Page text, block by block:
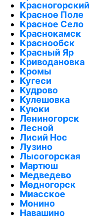
Красногорский
Красное Поле
Красное Село
Краснокамск
Краснообск
Красный Яр
Криводановка
Кромы
Кугеси
Кудрово
Кулешовка
Куюки
Лениногорск
Лесной
Лисий Нос
Лузино
Лысогорская
Мартюш
Медведево
Медногорск
Миасское
Монино
Навашино